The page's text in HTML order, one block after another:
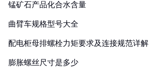
锰矿石产品化合水含量
曲臂车规格型号大全
配电柜母排螺栓力矩要求及连接规范详解
膨胀螺丝尺寸是多少